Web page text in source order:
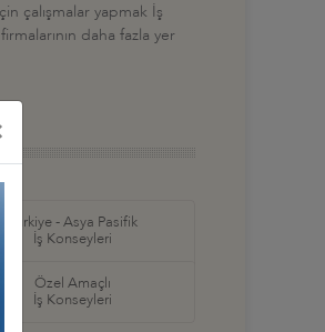
çalışmalar yapmak İş
daha fazla yer
Türkiye - Asya Pasifik
İş Konseyleri
Özel Amaçlı
İş Konseyleri